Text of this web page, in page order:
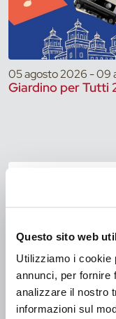
Questo sito web
Utilizziamo i cookie
annunci, per fornire
analizzare il nostro
informazioni sul
05 agosto 2026 - 09
Giardino per Tutti
08 agosto 2026,
Summer Book